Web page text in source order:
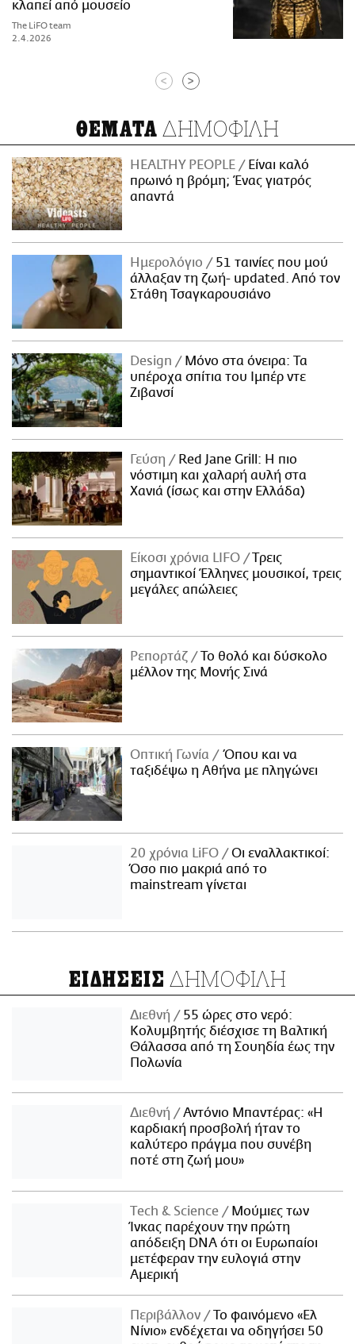
κλαπεί από μουσείο
The LiFO team
2.4.2026
< >
ΘΕΜΑΤΑ ΔΗΜΟΦΙΛΗ
HEALTHY PEOPLE
Είναι καλό
πρωινό η βρόμη; Ένας γιατρός
απαντά
Ημερολόγιο
51 ταινίες που μού
άλλαξαν τη ζωή- updated. Aπό τον
Στάθη Τσαγκαρουσιάνο
Design
Μόνο στα όνειρα: Τα
υπέροχα σπίτια του Ιμπέρ ντε
Ζιβανσί
Γεύση
Red Jane Grill: Η πιο
νόστιμη και χαλαρή αυλή στα
Χανιά (ίσως και στην Ελλάδα)
Είκοσι χρόνια LIFO
Tρεις
σημαντικοί Έλληνες μουσικοί, τρεις
μεγάλες απώλειες
Ρεπορτάζ
Το θολό και δύσκολο
μέλλον της Μονής Σινά
Οπτική Γωνία
Όπου και να
ταξιδέψω η Αθήνα με πληγώνει
20 χρόνια LiFO
Οι εναλλακτικοί:
Όσο πιο μακριά από το
mainstream γίνεται
ΕΙΔΗΣΕΙΣ ΔΗΜΟΦΙΛΗ
Διεθνή
55 ώρες στο νερό:
Κολυμβητής διέσχισε τη Βαλτική
Θάλασσα από τη Σουηδία έως την
Πολωνία
Διεθνή
Αντόνιο Μπαντέρας: «Η
καρδιακή προσβολή ήταν το
καλύτερο πράγμα που συνέβη
ποτέ στη ζωή μου»
Τech & Science
Μούμιες των
Ίνκας παρέχουν την πρώτη
απόδειξη DNA ότι οι Ευρωπαίοι
μετέφεραν την ευλογιά στην
Αμερική
Περιβάλλον
Το φαινόμενο «Ελ
Νίνιο» ενδέχεται να οδηγήσει 50